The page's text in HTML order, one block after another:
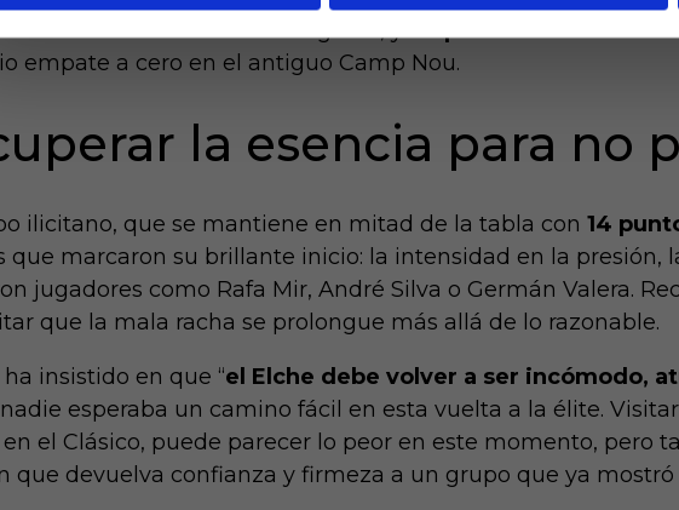
en toda su historia liguera, yno puntúa en feudo
empate a cero en el antiguo Camp Nou.
la esencia para no
ilicitano, que se mantiene en mitad de la tabla con 14
que marcaron su brillante inicio: la intensidad en la presión,
jugadores como Rafa Mir, André Silva o Germán Valera.
que la mala racha se prolongue más allá de lo razonable.
insistido en que “el Elche debe volver a ser incómodo,
esperaba un camino fácil en esta vuelta a la élite.
el Clásico, puede parecer lo peor en este momento, pero
que devuelva confianza y firmeza a un grupo que ya mostró